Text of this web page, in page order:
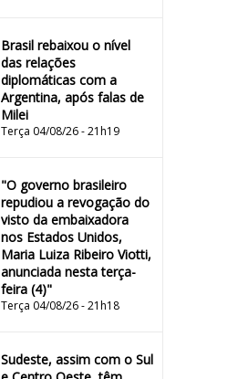
Brasil rebaixou o nível
das relações
diplomáticas com a
Argentina, após falas de
Milei
Terça 04/08/26 - 21h19
"O governo brasileiro
repudiou a revogação do
visto da embaixadora
nos Estados Unidos,
Maria Luiza Ribeiro Viotti,
anunciada nesta terça-
feira (4)"
Terça 04/08/26 - 21h18
Sudeste, assim com o Sul